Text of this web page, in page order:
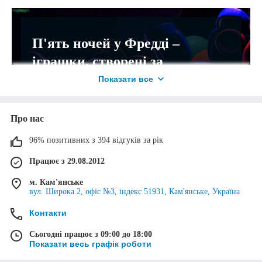
вказаним Вами в онлайн-формі номером телефону). Вам
необхідно буде лише підтвердити актуальність замовлення
3
П'ять ночей у Фредді –
іграшки, створені за
мотивами комп'ютерної гри.
фігурки точно припадуть вам
до душі!
Іграшки Five nights at Freddy: основні
характеристики
Показати все
Про нас
96% позитивних з 394 відгуків за рік
Працює з 29.08.2012
м. Кам'янське
вул. Широка 2, офіс №3, індекс 51931, Кам'янське, Україна
Контакти
Сьогодні працює з 09:00 до 18:00
Показати весь графік роботи